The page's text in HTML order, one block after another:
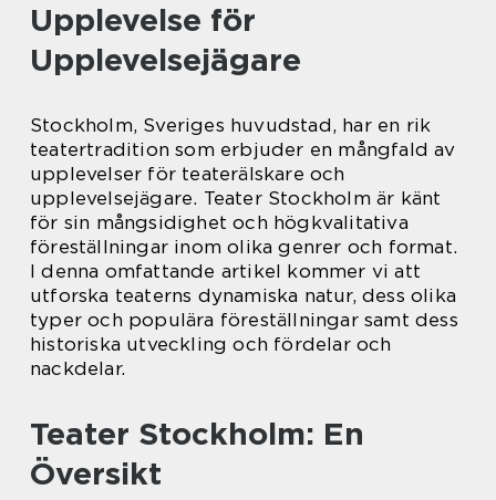
Upplevelse för
Upplevelsejägare
Stockholm, Sveriges huvudstad, har en rik
teatertradition som erbjuder en mångfald av
upplevelser för teaterälskare och
upplevelsejägare. Teater Stockholm är känt
för sin mångsidighet och högkvalitativa
föreställningar inom olika genrer och format.
I denna omfattande artikel kommer vi att
utforska teaterns dynamiska natur, dess olika
typer och populära föreställningar samt dess
historiska utveckling och fördelar och
nackdelar.
Teater Stockholm: En
Översikt